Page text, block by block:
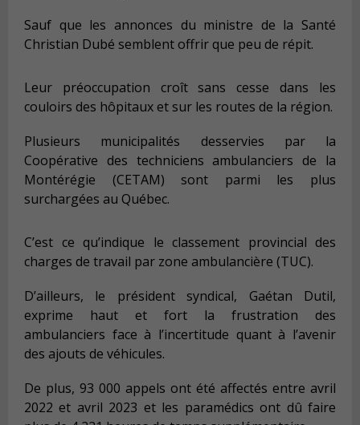
Sauf que les annonces du ministre de la Santé
Christian Dubé semblent offrir que peu de répit.
Leur préoccupation croît sans cesse dans les
couloirs des hôpitaux et sur les routes de la région.
Plusieurs municipalités desservies par la
Coopérative des techniciens ambulanciers de la
Montérégie (CETAM) sont parmi les plus
surchargées au Québec.
C’est ce qu’indique le classement provincial des
charges de travail par zone ambulancière (TUC).
D’ailleurs, le président syndical, Gaétan Dutil,
exprime haut et fort la frustration des
ambulanciers face à l’incertitude quant à l’avenir
des ajouts de véhicules.
De plus, 93 000 appels ont été affectés entre avril
2022 et avril 2023 et les paramédics ont dû faire